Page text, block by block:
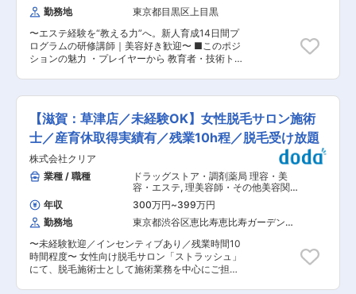
身で活躍しています！いきなり全ての業務をお任
せはしませんのでご安心ください。 例）美容部
員、エステティシャン、ホテルフロント、アパレ
ル販売員、美容師、ウェディングプランナー、キ
ャリアアドバイザー、不動産など ■働き方・雰囲
まで申請可能。連休の取得も柔軟に対応できる環
境 ・当部署は20代〜30代中心で活躍しており、
すぐ相談できる環境で、入社後もOJTを通じてフ
ォローしますので、部署全体で協力しながら安心
してスタート 変更の範囲：会社の定める業務
11店舗を展開する地場最大級のヘアサロングルー
プで、2022年に創立10周年を迎えた成長企
業！“仕事の価値に見合った給与”や一般企業並み
の社会保険・産育休、長期休暇制度を完備し、子
育て・時短など多様な働き方に対応。将来独立を
目指す方には経営ノウハウ・資金面のサポートも
という新しい提案〜 【在籍年数が一定達した（規
定あり）スタッフに対し、会社に在籍しながら自
分だけのプライベートサロンをオープンできる権
利】 ★店舗名も自分で考えることができます！
（1）出店資金あり （3）出店実務サポート、集
客・ノウハウ支援 変更の範囲：会社の定める業務
勤務地
東京都目黒区上目黒
〜エステ経験を“教える力”へ。新人育成14日間プ
ログラムの研修講師｜美容好き歓迎〜 ■このポジ
ションの魅力 ・プレイヤーから 教育者・技術ト
向かう組織で、新人教育の仕組みづくりにも主体
的に関われるポジション） ■企業概要 株式会社
Limeは、美容サロンを「投資型フランチャイズ」
という新しい形で提供するBeauty×Tech企業で
す。 ■実績 わずか3年で全国200店舗、美容
DX（肌診断機・顧客データ活用）で前年比200％
成長をしております。 サロンブランド： ・肌サ
ロン「Bell」「Lime」 ・アイサロン「most
eyes」「SSIN STUDIO」 フェイシャル／アイ／
脱毛といったサロン領域に加え、D2C事業・美容
機器販売など新規事業も急拡大。Asia’s No.1
Beauty Companyを本気で目指す成長フェーズに
入っています。 ■ ポジション概要 毎月入社する
新人アイデザイナーの 技術・接客・カウンセリン
グを14日間で“戦力化” する役割です。「most
eyes」「SSIN STUDIO」が提供する高品質な技
【滋賀：草津店／未経験OK】女性脱毛サロン施術
士／産育休取得実績有／残業10h程／脱毛受け放題
株式会社クリア
業種 / 職種
ドラッグストア・調剤薬局 理容・美
容・エステ, 理美容師・その他美容関連
美容部員・エステティシャン・マッサ
ージ
年収 300万円~399万円
勤務地
東京都渋谷区恵比寿恵比寿ガーデンプ
〜未経験歓迎／インセンティブあり／残業時間10
時間程度〜 女性向け脱毛サロン「ストラッシュ」
にて、脱毛施術士として施術業務を中心にご担当